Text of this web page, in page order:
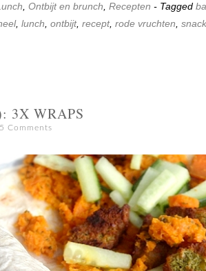
, Ontbijt en brunch, Recepten - Tagged
, lunch, ontbijt, recept, rode vruchten, snack
3X WRAPS
5 Comments